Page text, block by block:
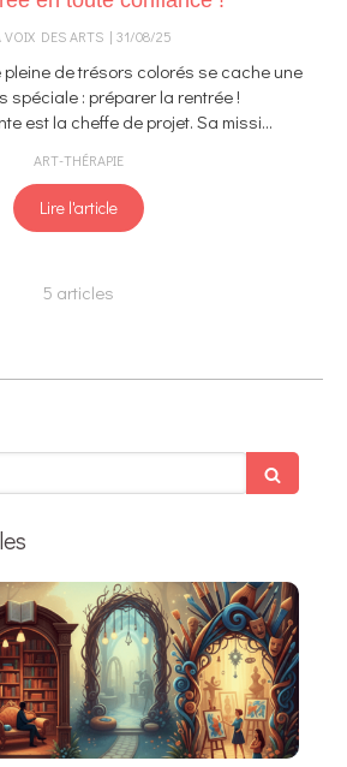
VOIX DES ARTS 31/08/25
de trésors colorés se cache une
spéciale : préparer la rentrée !
est la cheffe de projet. Sa missi...
ART-THÉRAPIE
Lire l'article
5 articles